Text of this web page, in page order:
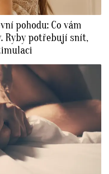
pohodu: Co vám
Ryby potřebují snít,